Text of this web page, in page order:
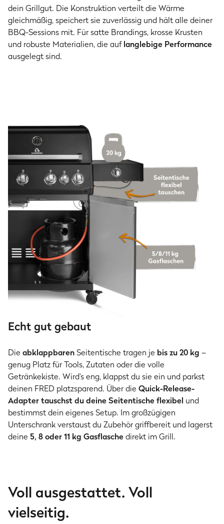
dein Grillgut. Die Konstruktion verteilt die Wärme
gleichmäßig, speichert sie zuverlässig und hält alle deiner
BBQ-Sessions mit. Für satte Brandings, krosse Krusten
und robuste Materialien, die auflanglebige Performance
ausgelegt sind.
Echt gut gebaut
Die abklappbarenSeitentische tragen je bis zu 20 kg –
genug Platz für Tools, Zutaten oder die volle
Getränkekiste. Wird’s eng, klappst du sie ein und parkst
deinen FRED platzsparend. Über die Quick-Release-
Adapter tauschst du deine Seitentische flexibel und
bestimmst dein eigenes Setup. Im großzügigen
Unterschrank verstaust du Zubehör griffbereit und lagerst
deine 5, 8 oder 11 kg Gasflaschedirekt im Grill.
Voll ausgestattet. Voll
vielseitig.